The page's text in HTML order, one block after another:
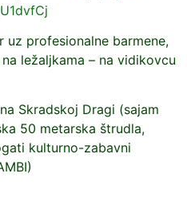
uz profesionalne barmene,
ležaljkama – na vidikovcu
Skradskoj Dragi (sajam
50 metarska štrudla,
kulturno-zabavni